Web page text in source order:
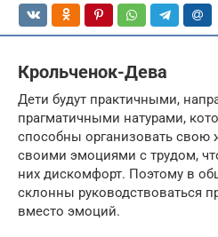
Крольченок-Дева
Дети будут практичными,
прагматичными натурами,
способны организовать свою
своими эмоциями с трудом,
них дискомфорт. Поэтому в
склонны руководствоваться
вместо эмоций.